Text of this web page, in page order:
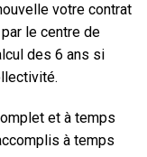
votre contrat
le centre de
des 6 ans si
et à temps
à temps